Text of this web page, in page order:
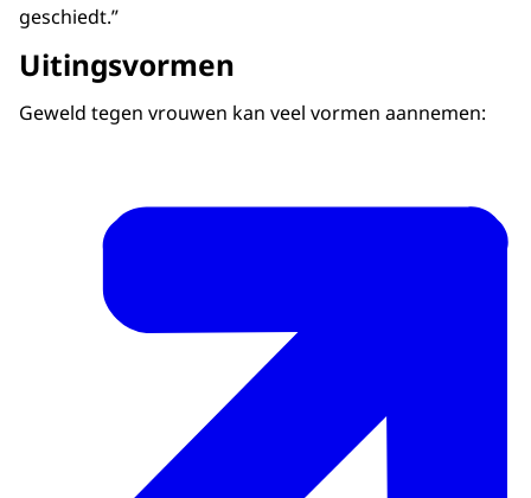
geschiedt.”
Uitingsvormen
Geweld tegen vrouwen kan veel vormen aannemen: